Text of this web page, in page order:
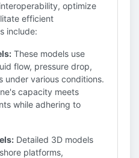
optimize
efficient
include:
These models use
flow, pressure drop,
under various conditions.
capacity meets
while adhering to
Detailed 3D models
platforms,